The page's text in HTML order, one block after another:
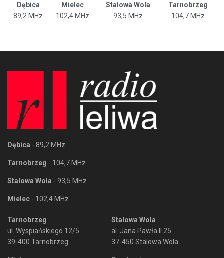
Dębica Mielec Stalowa Wola
Tarnobrzeg
89,2 MHz
102,4 MHz 93,5 MHz 104,7 MHz
Dębica - 89,2 MHz
Tarnobrzeg - 104,7 MHz
Stalowa Wola - 93,5 MHz
Mielec - 102,4 MHz
Tarnobrzeg
ul. Wyspiańskiego 12/5
39-400 Tarnobrzeg
Stalowa Wola
al. Jana Pawła II 25
37-450 Stalowa Wola